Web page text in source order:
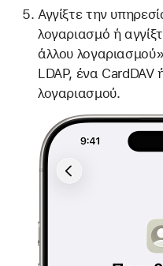
Αγγίξτε την
λογαριασμό ή
άλλου
LDAP, ένα CardDAV
λογαριασμού.